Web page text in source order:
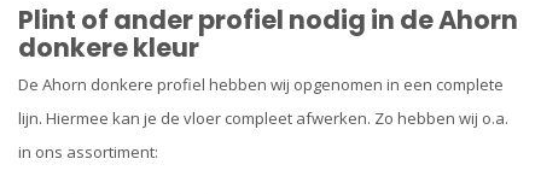
Plint of ander profiel nodig in de Ahorn
donkere kleur
De Ahorn donkere profiel hebben wij opgenomen in een complete
lijn. Hiermee kan je de vloer compleet afwerken. Zo hebben wij o.a.
in ons assortiment: